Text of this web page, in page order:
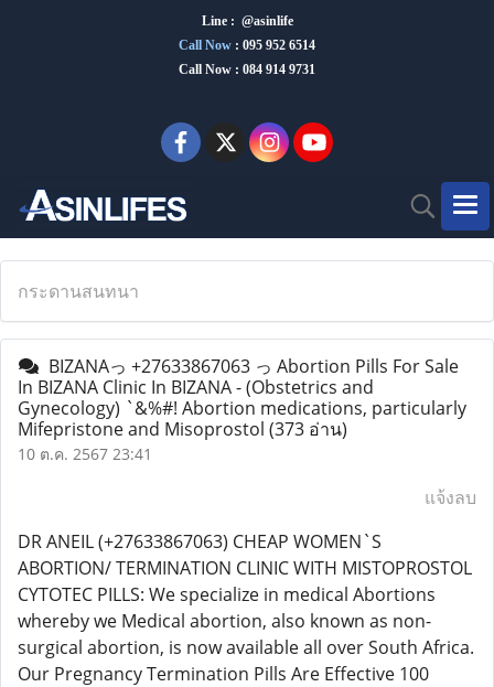
Line : @asinlife
Call Now : 095 952 6514
Call Now : 084 914 9731
กระดานสนทนา
BIZANAっ +27633867063 っ Abortion Pills For Sale
In BIZANA Clinic In BIZANA - (Obstetrics and
Gynecology) `&%#! Abortion medications, particularly
Mifepristone and Misoprostol (373 อ่าน)
10 ต.ค. 2567 23:41
แจ้งลบ
DR ANEIL (+27633867063) CHEAP WOMEN`S
ABORTION/ TERMINATION CLINIC WITH MISTOPROSTOL
CYTOTEC PILLS: We specialize in medical Abortions
whereby we Medical abortion, also known as non-
surgical abortion, is now available all over South Africa.
Our Pregnancy Termination Pills Are Effective 100